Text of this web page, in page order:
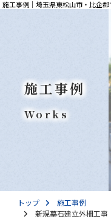
施工事例｜埼玉県東松山市・比企
施工事例
Works
トップ
施工事例
新規墓石建立外柵工事